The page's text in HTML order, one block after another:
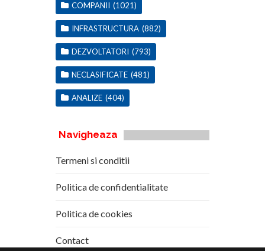
COMPANII (1021)
INFRASTRUCTURA (882)
DEZVOLTATORI (793)
NECLASIFICATE (481)
ANALIZE (404)
Navigheaza
Termeni si conditii
Politica de confidentialitate
Politica de cookies
Contact